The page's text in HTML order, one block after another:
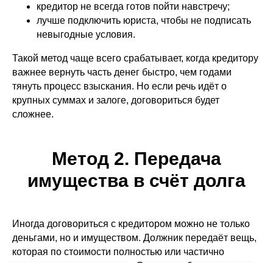
кредитор не всегда готов пойти навстречу;
лучше подключить юриста, чтобы не подписать
невыгодные условия.
Такой метод чаще всего срабатывает, когда кредитору
важнее вернуть часть денег быстро, чем годами
тянуть процесс взыскания. Но если речь идёт о
крупных суммах и залоге, договориться будет
сложнее.
Метод 2. Передача
имущества в счёт долга
Иногда договориться с кредитором можно не только
деньгами, но и имуществом. Должник передаёт вещь,
которая по стоимости полностью или частично